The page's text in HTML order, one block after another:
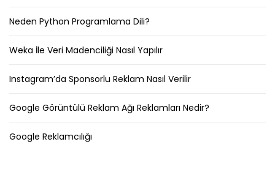
Neden Python Programlama Dili?
Weka İle Veri Madenciliği Nasıl Yapılır
Instagram’da Sponsorlu Reklam Nasıl Verilir
Google Görüntülü Reklam Ağı Reklamları Nedir?
Google Reklamcılığı